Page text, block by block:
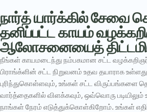
நார்த் யார்க்கில் சேவை
தனிப்பட்ட காயம்
ஆலோசனையைத்
நீங்கள் காயமடைந்து நம்பகமான சட்ட
பிராங்க்ளின் சட்ட நிறுவனம் உதவ தயாராக
புரிந்துகொள்ளவும், உங்கள் சட்ட விருப்பங்களை
வார்த்தைகளில் விளக்கவும், ஒவ்வொரு
நாங்கள் நேரம் எடுத்துக்கொள்கிறோம். உங்கள்